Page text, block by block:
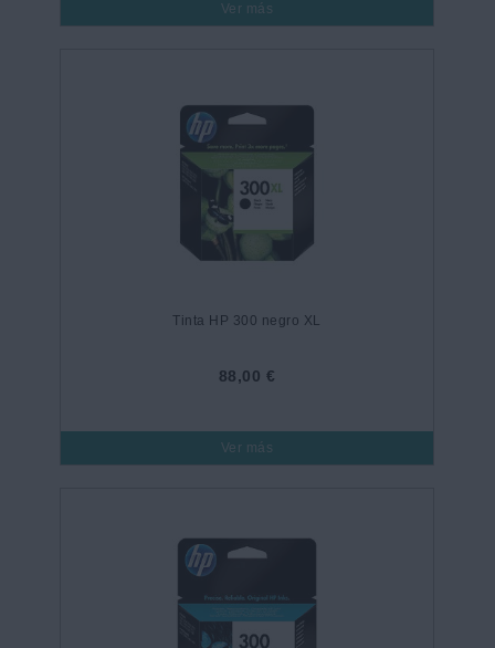
Ver más
Tinta HP 300 negro XL
88,00 €
Ver más